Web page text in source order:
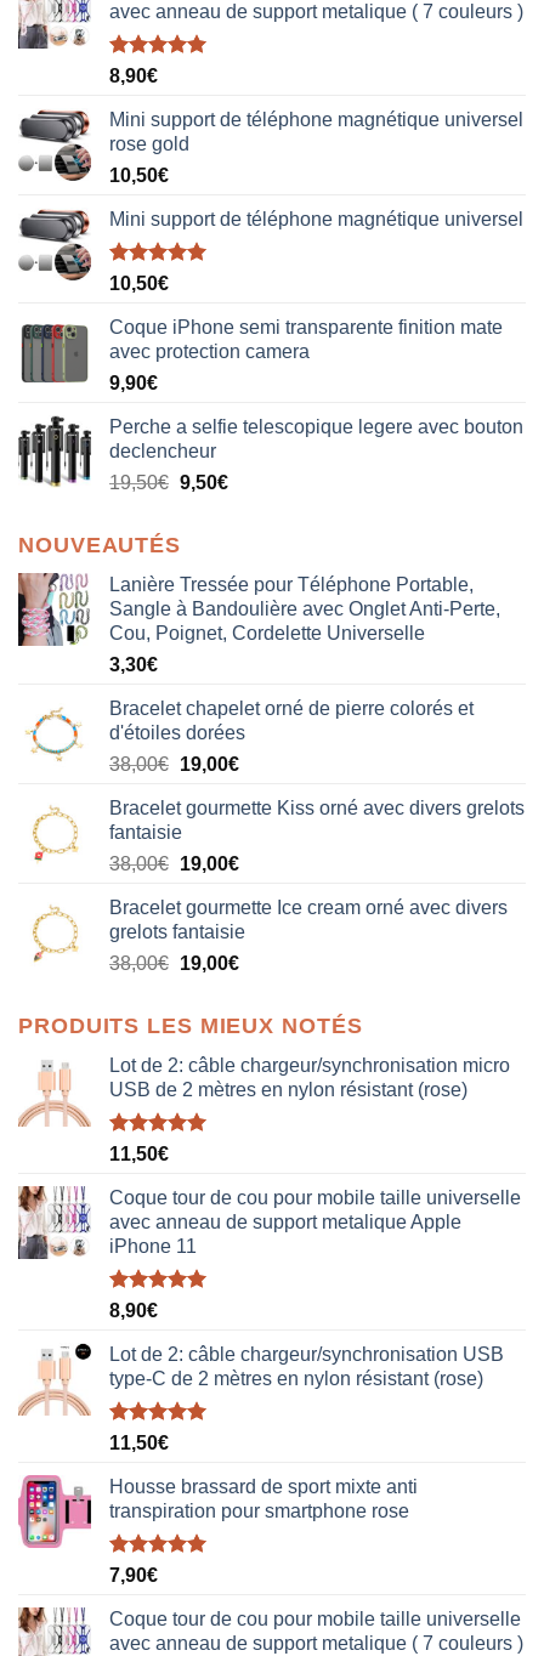
avec anneau de support metalique ( 7 couleurs )
Note5.00
8,90€
Mini support de téléphone magnétique universel
rose gold
10,50€
Mini support de téléphone magnétique universel
Note5.00
10,50€
Coque iPhone semi transparente finition mate
avec protection camera
9,90€
Perche a selfie telescopique legere avec bouton
declencheur
19,50€ 9,50€
NOUVEAUTÉS
Lanière Tressée pour Téléphone Portable,
Sangle à Bandoulière avec Onglet Anti-Perte,
Cou, Poignet, Cordelette Universelle
3,30€
Bracelet chapelet orné de pierre colorés et
d'étoiles dorées
38,00€ Le
initial
était :
38,00€.
19,00€Le
actuel
19,00€.
Bracelet gourmette Kiss orné avec divers grelots
fantaisie
38,00€ Le
initial
était :
38,00€.
19,00€Le
actuel
est :
19,00€.
Bracelet gourmette Ice cream orné avec divers
grelots fantaisie
38,00€ Le
était :
38,00€.
19,00€Le
est :
19,00€.
PRODUITS LES MIEUX NOTÉS
Lot de 2: câble chargeur/synchronisation micro
USB de 2 mètres en nylon résistant (rose)
Note5.00
11,50€
Coque tour de cou pour mobile taille universelle
avec anneau de support metalique Apple
iPhone 11
Note5.00
8,90€
Lot de 2: câble chargeur/synchronisation USB
type-C de 2 mètres en nylon résistant (rose)
Note5.00
11,50€
Housse brassard de sport mixte anti
transpiration pour smartphone rose
Note5.00
7,90€
Coque tour de cou pour mobile taille universelle
avec anneau de support metalique ( 7 couleurs )